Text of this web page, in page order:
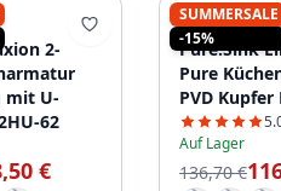
2-
mit U-
62
€
SUMMERSALE
-15%
PURE.SINK
Pure.Sink
Pure
PVD Kupfer
Auf Lager
136,70 €